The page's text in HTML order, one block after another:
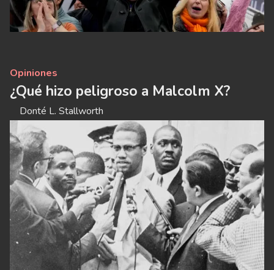
¿Qué hizo peligroso a Malcolm X?
Donté L. Stallworth
Opiniones